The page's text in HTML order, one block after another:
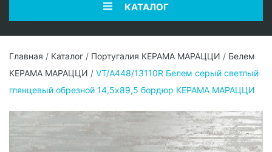
КАТАЛОГ
Главная / Каталог / Португалия КЕРАМА МАРАЦЦИ / Белем
КЕРАМА МАРАЦЦИ / VT/A448/13110R Белем серый светлый
глянцевый обрезной 14,5x89,5 бордюр КЕРАМА МАРАЦЦИ